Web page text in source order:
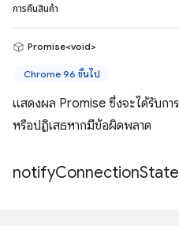
การคืนสินค้า
Promise<void>
Chrome 96 ขึ้นไป
แสดงผล Promise ซึ่งจะได้รับกา
หรือปฏิเสธหากมีข้อผิดพลาด
notifyConnectionState